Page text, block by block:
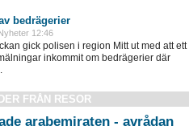
bedrägerier
12:46
gick polisen i region Mitt ut med att ett
inkommit om bedrägerier där
FRÅN RESOR
arabemiraten - avrådan